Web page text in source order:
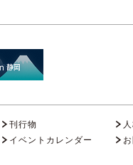
刊行物
イベントカレンダー